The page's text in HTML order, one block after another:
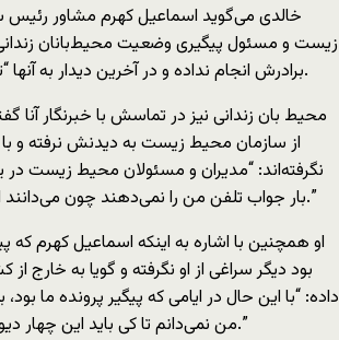
خالدی می‌گوید اسماعیل کهرم مشاور
زیست و مسئول پیگیری وضعیت محیط‌بانان
برادرش انجام نداده و در آخرین دیدار به آنها “توهین” هم کرده است.
از سازمان محیط زیست به دیدنش نرفته و
نگرفته‌اند: “مدیران و مسئولان محیط زیست
بار جواب تلفن من را نمی‌دهند چون می‌دانند از زندان تماس می‌گیرم.”
او همچنین با اشاره به اینکه اسماعیل کهرم که
بود دیگر سراغی از او نگرفته و گویا به خارج
داده: “با این حال در ایامی که پیگیر پرونده ما
من نمی‌دانم تا کی باید این چهار دیواری زندان را تحمل کنم.”